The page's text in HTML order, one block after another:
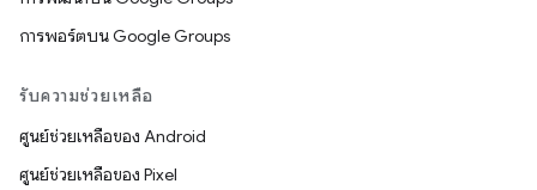
การพอร์ตบน Google Groups
รับความช่วยเหลือ
ศูนย์ช่วยเหลือของ Android
ศูนย์ช่วยเหลือของ Pixel